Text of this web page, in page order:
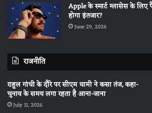
Apple के स्मार्ट ग्लासेस के लिए
होगा इंतजार?
June 29, 2026
राजनीति
राहुल गांधी के दौरे पर सीएम धामी ने कसा तंज, कहा-
चुनाव के समय लगा रहता है आना-जाना
July 11, 2026